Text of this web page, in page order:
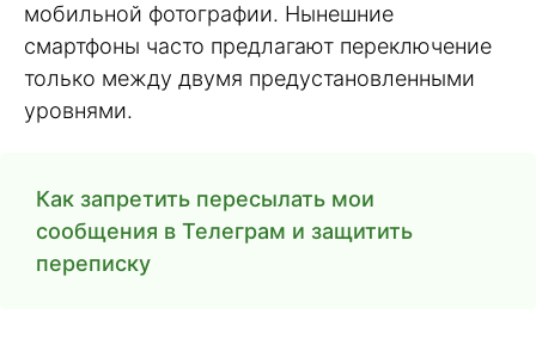
мобильной фотографии. Нынешние
смартфоны часто предлагают переключение
только между двумя предустановленными
уровнями.
Как запретить пересылать мои
сообщения в Телеграм и защитить
переписку